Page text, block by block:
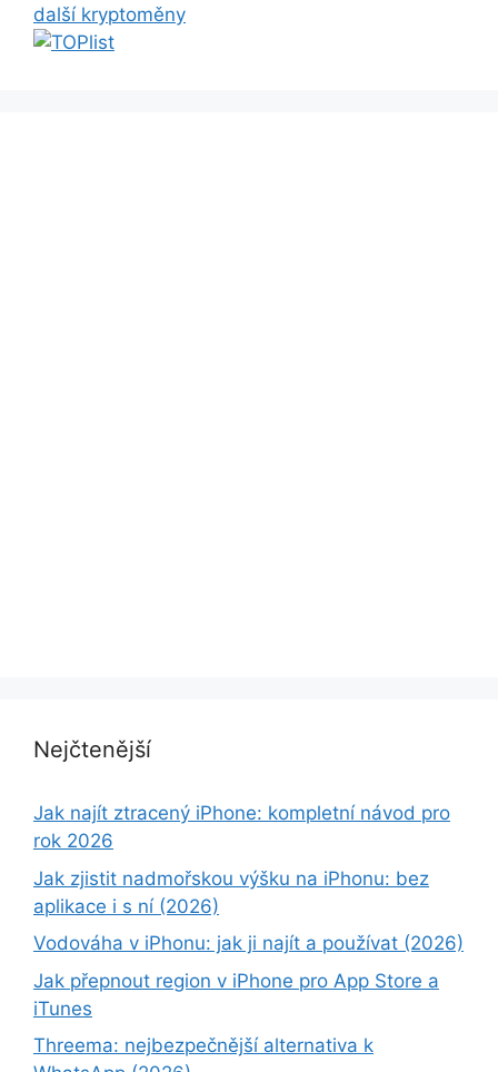
další kryptoměny
Nejčtenější
Jak najít ztracený iPhone: kompletní návod pro
rok 2026
Jak zjistit nadmořskou výšku na iPhonu: bez
aplikace i s ní (2026)
Vodováha v iPhonu: jak ji najít a používat (2026)
Jak přepnout region v iPhone pro App Store a
iTunes
Threema: nejbezpečnější alternativa k